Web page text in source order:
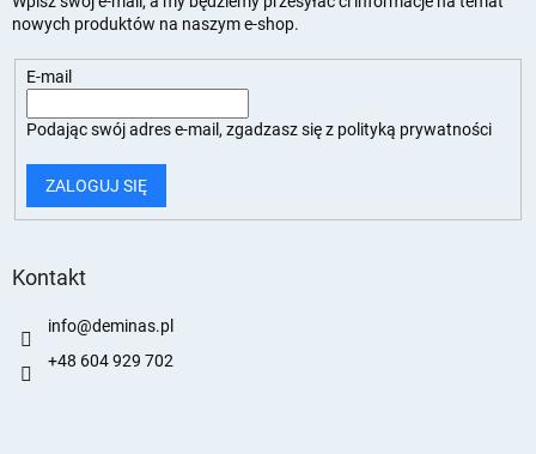
nowych produktów na naszym e-shop.
E-mail
Podając swój adres e-mail, zgadzasz się z polityką prywatności
ZALOGUJ SIĘ
Kontakt
info@deminas.pl
+48 604 929 702